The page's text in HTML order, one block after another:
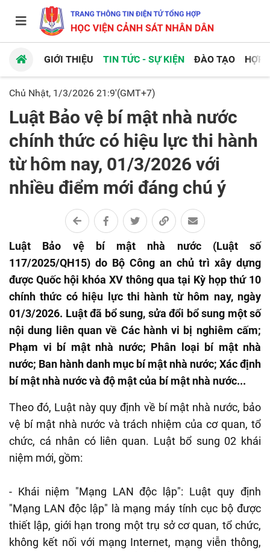
GIỚI THIỆU TIN TỨC - SỰ KIỆN ĐÀO TẠO HỢP
Chủ Nhật, 1/3/2026 21:9'(GMT+7)
Luật Bảo vệ bí mật nhà nước
chính thức có hiệu lực thi hành
từ hôm nay, 01/3/2026 với
nhiều điểm mới đáng chú ý
Luật Bảo vệ bí mật nhà nước (Luật số
117/2025/QH15) do Bộ Công an chủ trì xây dựng
được Quốc hội khóa XV thông qua tại Kỳ họp thứ 10
chính thức có hiệu lực thi hành từ hôm nay, ngày
01/3/2026. Luật đã bổ sung, sửa đổi bổ sung một số
nội dung liên quan về Các hành vi bị nghiêm cấm;
Phạm vi bí mật nhà nước; Phân loại bí mật nhà
nước; Ban hành danh mục bí mật nhà nước; Xác định
bí mật nhà nước và độ mật của bí mật nhà nước...
Theo đó, Luật này quy định về bí mật nhà nước, bảo
vệ bí mật nhà nước và trách nhiệm của cơ quan, tổ
chức, cá nhân có liên quan. Luật bổ sung 02 khái
niệm mới, gồm:
- Khái niệm "Mạng LAN độc lập": Luật quy định
"Mạng LAN độc lập" là mạng máy tính cục bộ được
thiết lập, giới hạn trong một trụ sở cơ quan, tổ chức,
không kết nối với mạng Internet, mạng viễn thông,